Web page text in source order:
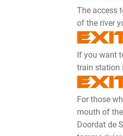
The access
of the river
If you want
train station
For those
mouth of
Doordat de